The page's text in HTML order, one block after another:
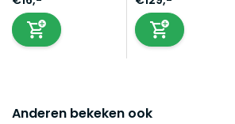
Anderen bekeken ook